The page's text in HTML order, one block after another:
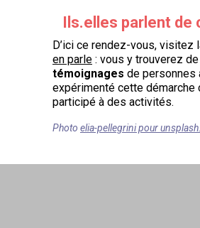
Ils.elles parlent de
D’ici ce rendez-vous, visitez
en parle : vous y trouverez de
témoignages de personnes
expérimenté cette démarche
participé à des activités.
Photo elia-pellegrini pour